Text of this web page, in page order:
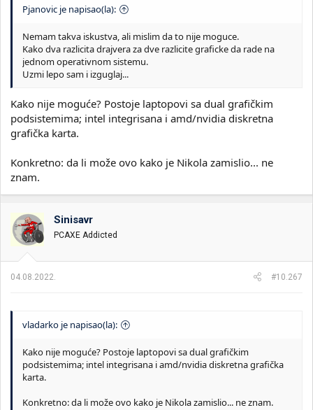
Pjanovic je napisao(la):
Nemam takva iskustva, ali mislim da to nije moguce.
Kako dva razlicita drajvera za dve razlicite graficke da rade na
jednom operativnom sistemu.
Uzmi lepo sam i izguglaj...
Kako nije moguće? Postoje laptopovi sa dual grafičkim
podsistemima; intel integrisana i amd/nvidia diskretna
grafička karta.
Konkretno: da li može ovo kako je Nikola zamislio... ne
znam.
Sinisavr
PCAXE Addicted
04.08.2022. #10.267
vladarko je napisao(la):
Kako nije moguće? Postoje laptopovi sa dual grafičkim
podsistemima; intel integrisana i amd/nvidia diskretna grafička
karta.
Konkretno: da li može ovo kako je Nikola zamislio... ne znam.